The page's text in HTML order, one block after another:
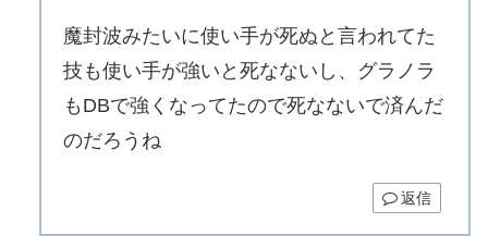
魔封波みたいに使い手が死ぬと言われてた
技も使い手が強いと死なないし、グラノラ
もDBで強くなってたので死なないで済んだ
のだろうね
返信